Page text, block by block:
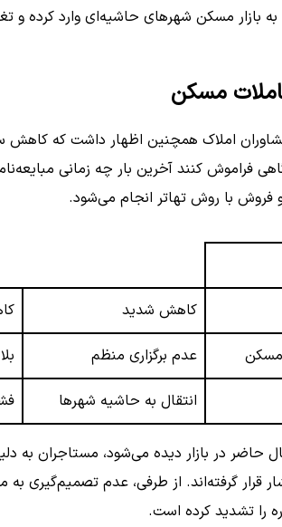
بازار مسکن شهرهای حاشیه‌ای وارد کرده و
مسکن
املاک همچنین اظهار داشت که
فراموش کنند آخرین بار چه زمانی
فروش با روش تهاتر انجام می‌شود.
کاهش شدید
مسکن عدم برگزاری منظم
انتقال به حاشیه شهرها
حاضر در بازار دیده می‌شود، مستاجران به
گرفته‌اند. از طرفی، عدم تصمیم‌گیری
را تشدید کرده است.